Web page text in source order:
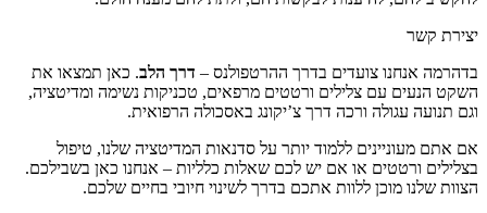
יצירת קשר
בדהרמה אנחנו צועדים בדרך ההרטפולנס – דרך הלב. כאן תמצאו את
השקט הנעים עם צלילים ורטטים מרפאים, טכניקות נשימה ומדיטציה,
וגם תנועה עגולה ורכה דרך צ’יקונג באסכולה הרפואית.
אם אתם מעוניינים ללמוד יותר על סדנאות המדיטציה שלנו, טיפול
בצלילים ורטטים או אם יש לכם שאלות כלליות – אנחנו כאן בשבילכם.
הצוות שלנו מוכן ללוות אתכם בדרך לשינוי חיובי בחיים שלכם.